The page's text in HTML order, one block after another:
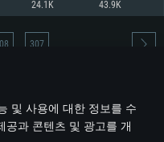
및 사용에 대한 정보를 수
공과 콘텐츠 및 광고를 개
드라이버를 지원하는 NVIDIA
가지며 최신 그래픽 드라이버를
지원 해상도 720p) 이상
24.1K 43.9K
307